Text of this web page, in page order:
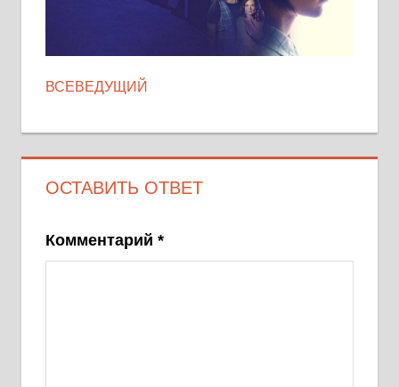
ВСЕВЕДУЩИЙ
ОСТАВИТЬ ОТВЕТ
Комментарий *